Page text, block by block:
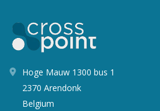
Hoge Mauw 1300 bus 1
2370 Arendonk
Belgium